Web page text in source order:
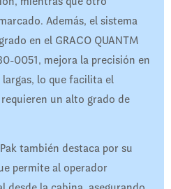
Además, el sistema
en el GRACO QUANTM
0051, mejora la precisión en
lo que facilita el
un alto grado de
también destaca por su
permite al operador